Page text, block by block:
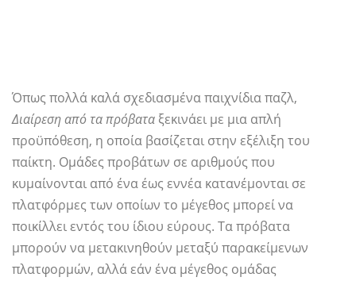
Όπως πολλά καλά σχεδιασμένα παιχνίδια παζλ,
Διαίρεση από τα πρόβατα ξεκινάει με μια απλή
προϋπόθεση, η οποία βασίζεται στην εξέλιξη του
παίκτη. Ομάδες προβάτων σε αριθμούς που
κυμαίνονται από ένα έως εννέα κατανέμονται σε
πλατφόρμες των οποίων το μέγεθος μπορεί να
ποικίλλει εντός του ίδιου εύρους. Τα πρόβατα
μπορούν να μετακινηθούν μεταξύ παρακείμενων
πλατφορμών, αλλά εάν ένα μέγεθος ομάδας